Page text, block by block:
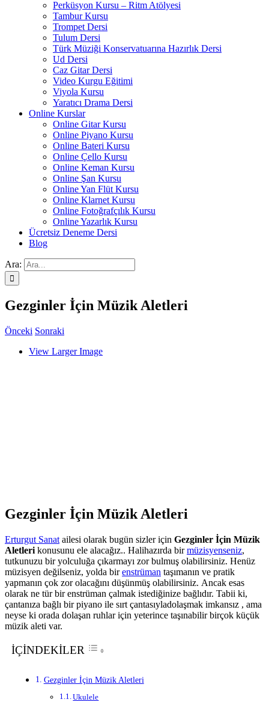
Perküsyon Kursu – Ritm Atölyesi
Tambur Kursu
Trompet Dersi
Tulum Dersi
Türk Müziği Konservatuarına Hazırlık Dersi
Ud Dersi
Caz Gitar Dersi
Video Kurgu Eğitimi
Viyola Kursu
Yaratıcı Drama Dersi
Online Kurslar
Online Gitar Kursu
Online Piyano Kursu
Online Bateri Kursu
Online Çello Kursu
Online Keman Kursu
Online Şan Kursu
Online Yan Flüt Kursu
Online Klarnet Kursu
Online Fotoğrafçılık Kursu
Online Yazarlık Kursu
Ücretsiz Deneme Dersi
Blog
Ara:
Gezginler İçin Müzik Aletleri
Önceki Sonraki
View Larger Image
Gezginler İçin Müzik Aletleri
Erturgut Sanat ailesi olarak bugün sizler için Gezginler İçin Müzik
Aletleri konusunu ele alacağız.. Halihazırda birmüzisyenseniz,
tutkunuzu bir yolculuğa çıkarmayı zor bulmuş olabilirsiniz. Henüz
müzisyen değilseniz, yolda birenstrüman taşımanın ve pratik
yapmanın çok zor olacağını düşünmüş olabilirsiniz. Ancak esas
olarak ne tür bir enstrüman çalmak istediğinize bağlıdır. Tabii ki,
çantanıza bağlı bir piyano ile sırt çantasıyladolaşmak imkansız , ama
neyse ki orada dolaşan ruhlar için yeterince taşınabilir birçok küçük
müzik aleti var.
İÇİNDEKİLER
Gezginler İçin Müzik Aletleri
Ukulele